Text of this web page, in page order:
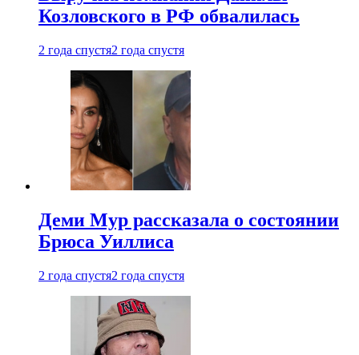
Козловского в РФ обвалилась
2 года спустя2 года спустя
Деми Мур рассказала о состоянии
Брюса Уиллиса
2 года спустя2 года спустя